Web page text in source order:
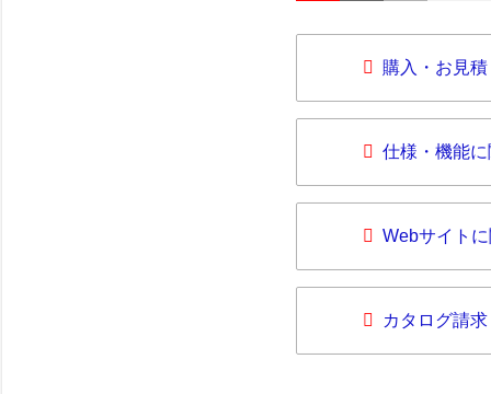
購入・お見
仕様・機能
Webサイト
カタログ請求